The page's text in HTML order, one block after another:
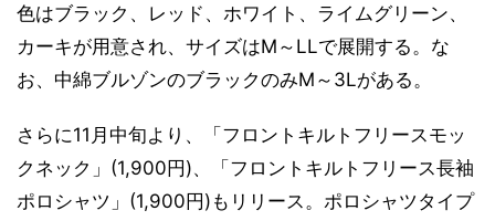
色はブラック、レッド、ホワイト、ライムグリーン、
カーキが用意され、サイズはM～LLで展開する。な
お、中綿ブルゾンのブラックのみM～3Lがある。
さらに11月中旬より、「フロントキルトフリースモッ
クネック」(1,900円)、「フロントキルトフリース長袖
ポロシャツ」(1,900円)もリリース。ポロシャツタイプ